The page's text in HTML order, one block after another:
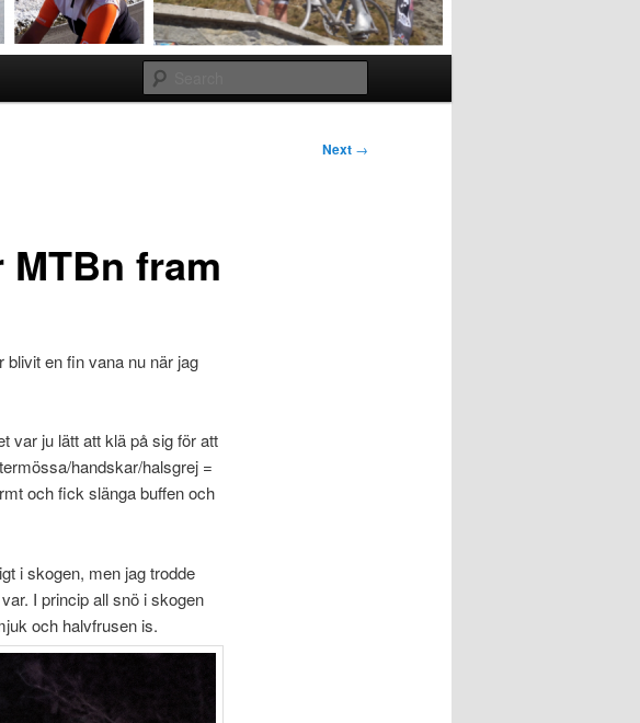
Next →
fram
en fin vana nu när jag
var ju lätt att klä på sig för att
handskar/halsgrej =
och fick slänga buffen och
i skogen, men jag trodde
I princip all snö i skogen
och halvfrusen is.